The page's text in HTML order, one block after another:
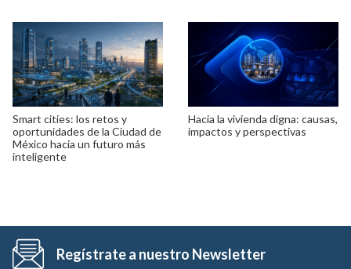
Smart cities: los retos y
oportunidades de la Ciudad de
México hacia un futuro más
inteligente
Hacia la vivienda digna: causas,
impactos y perspectivas
Regístrate a nuestro Newsletter